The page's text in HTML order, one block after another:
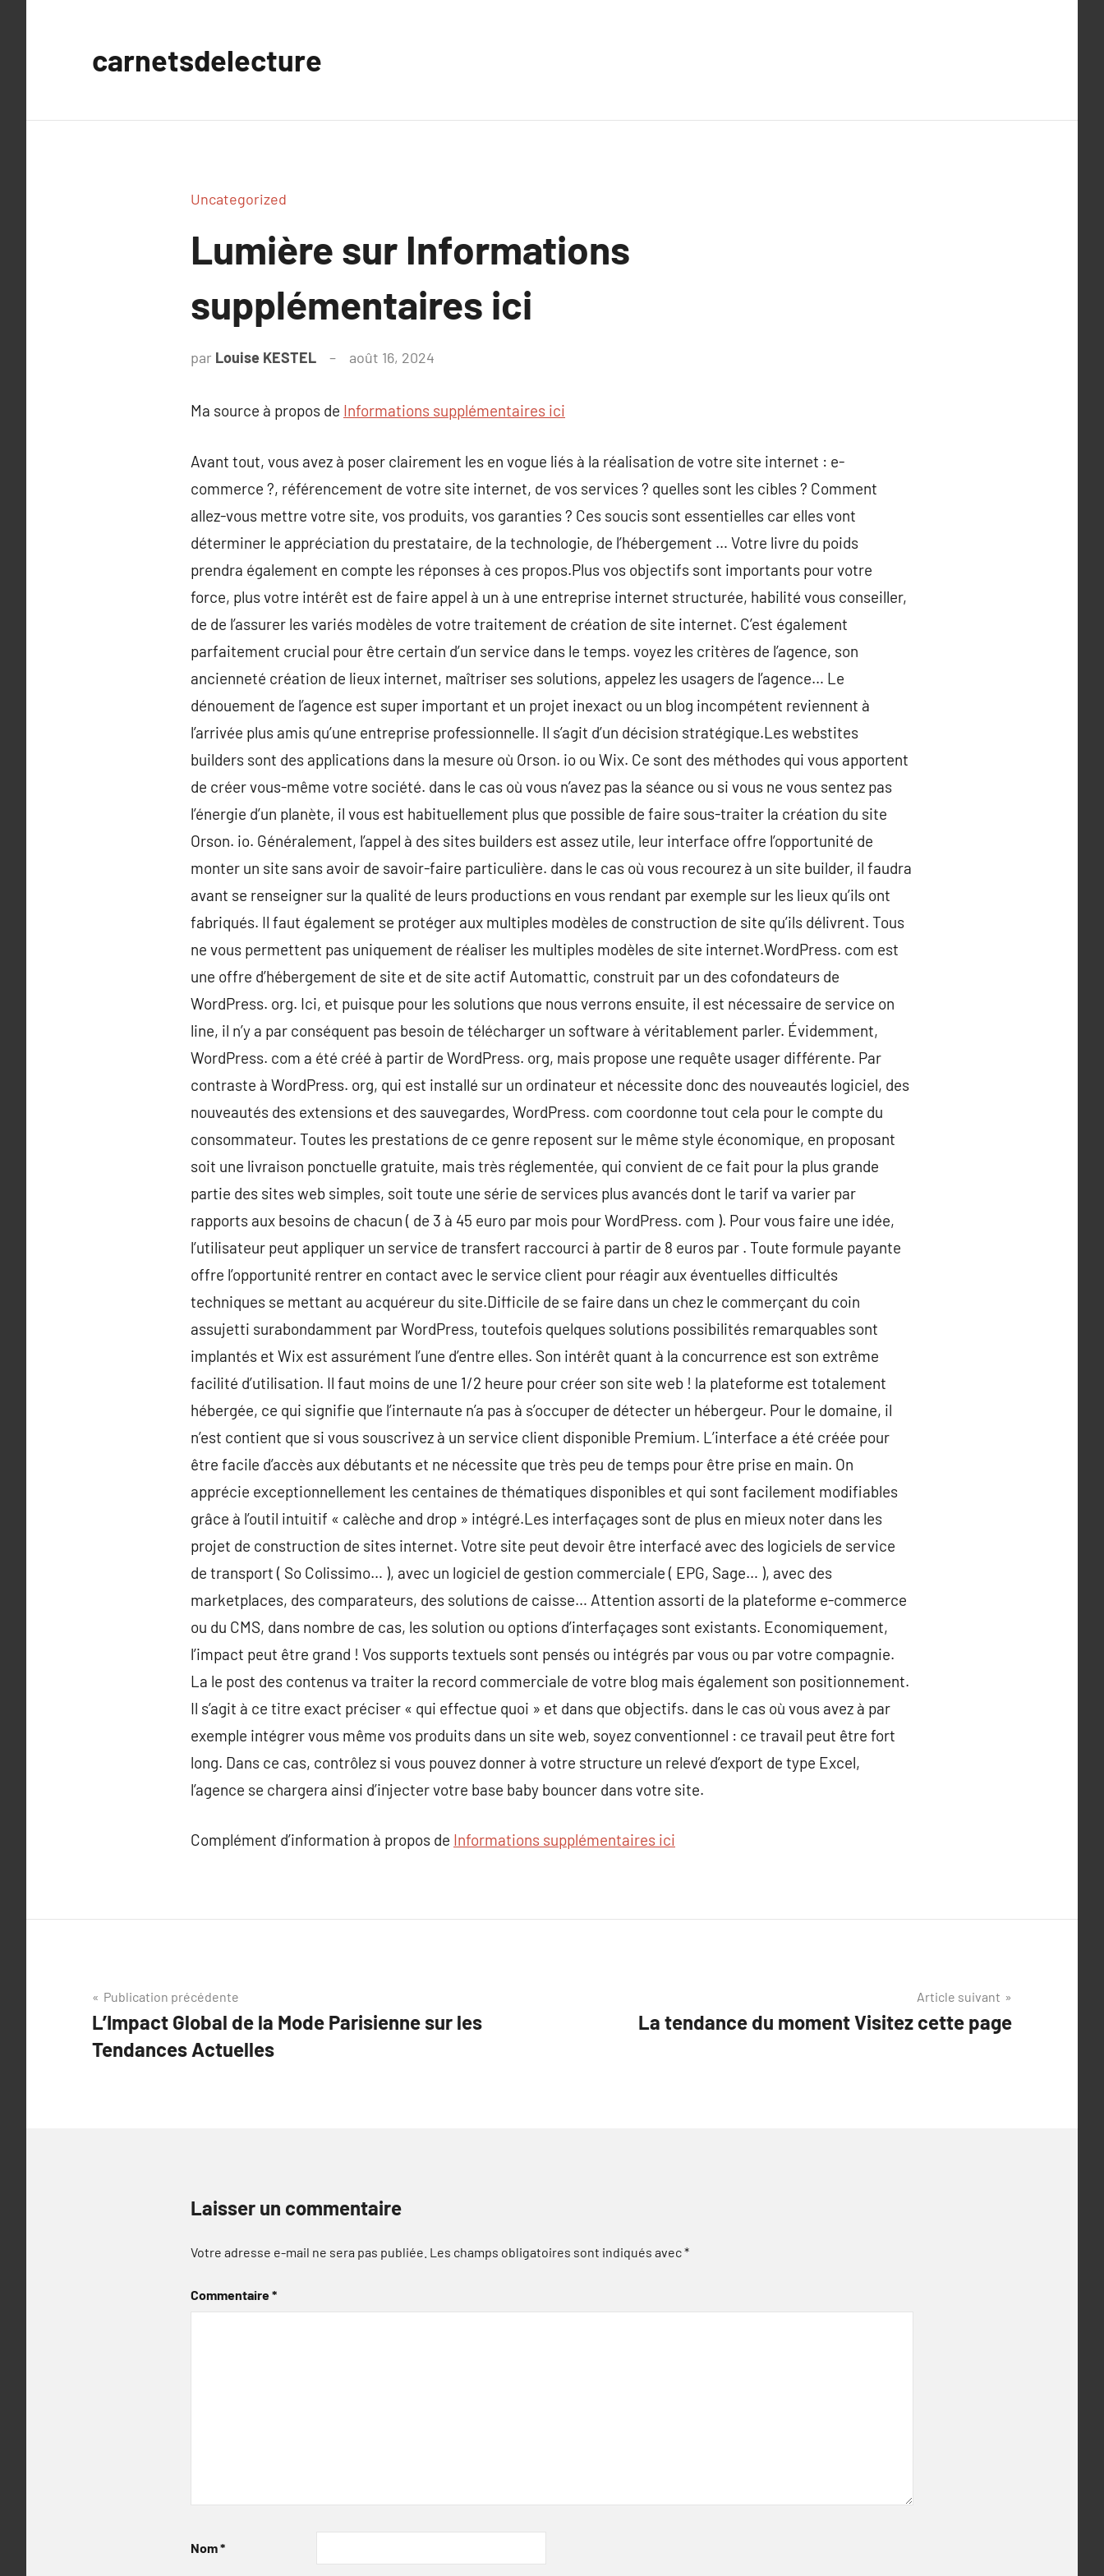
carnetsdelecture
Uncategorized
Lumière sur Informations
supplémentaires ici
par Louise KESTEL août 16, 2024
Ma source à propos de Informations supplémentaires ici
Avant tout, vous avez à poser clairement les en vogue liés à la réalisation de votre site internet : e-
commerce ?, référencement de votre site internet, de vos services ? quelles sont les cibles ? Comment
allez-vous mettre votre site, vos produits, vos garanties ? Ces soucis sont essentielles car elles vont
déterminer le appréciation du prestataire, de la technologie, de l’hébergement … Votre livre du poids
prendra également en compte les réponses à ces propos.Plus vos objectifs sont importants pour votre
force, plus votre intérêt est de faire appel à un à une entreprise internet structurée, habilité vous conseiller,
de de l’assurer les variés modèles de votre traitement de création de site internet. C’est également
parfaitement crucial pour être certain d’un service dans le temps. voyez les critères de l’agence, son
ancienneté création de lieux internet, maîtriser ses solutions, appelez les usagers de l’agence… Le
dénouement de l’agence est super important et un projet inexact ou un blog incompétent reviennent à
l’arrivée plus amis qu’une entreprise professionnelle. Il s’agit d’un décision stratégique.Les webstites
builders sont des applications dans la mesure où Orson. io ou Wix. Ce sont des méthodes qui vous apportent
de créer vous-même votre société. dans le cas où vous n’avez pas la séance ou si vous ne vous sentez pas
l’énergie d’un planète, il vous est habituellement plus que possible de faire sous-traiter la création du site
Orson. io. Généralement, l’appel à des sites builders est assez utile, leur interface offre l’opportunité de
monter un site sans avoir de savoir-faire particulière. dans le cas où vous recourez à un site builder, il faudra
avant se renseigner sur la qualité de leurs productions en vous rendant par exemple sur les lieux qu’ils ont
fabriqués. Il faut également se protéger aux multiples modèles de construction de site qu’ils délivrent. Tous
ne vous permettent pas uniquement de réaliser les multiples modèles de site internet.WordPress. com est
une offre d’hébergement de site et de site actif Automattic, construit par un des cofondateurs de
WordPress. org. Ici, et puisque pour les solutions que nous verrons ensuite, il est nécessaire de service on
line, il n’y a par conséquent pas besoin de télécharger un software à véritablement parler. Évidemment,
WordPress. com a été créé à partir de WordPress. org, mais propose une requête usager différente. Par
contraste à WordPress. org, qui est installé sur un ordinateur et nécessite donc des nouveautés logiciel, des
nouveautés des extensions et des sauvegardes, WordPress. com coordonne tout cela pour le compte du
consommateur. Toutes les prestations de ce genre reposent sur le même style économique, en proposant
soit une livraison ponctuelle gratuite, mais très réglementée, qui convient de ce fait pour la plus grande
partie des sites web simples, soit toute une série de services plus avancés dont le tarif va varier par
rapports aux besoins de chacun ( de 3 à 45 euro par mois pour WordPress. com ). Pour vous faire une idée,
l’utilisateur peut appliquer un service de transfert raccourci à partir de 8 euros par . Toute formule payante
offre l’opportunité rentrer en contact avec le service client pour réagir aux éventuelles difficultés
techniques se mettant au acquéreur du site.Difficile de se faire dans un chez le commerçant du coin
assujetti surabondamment par WordPress, toutefois quelques solutions possibilités remarquables sont
implantés et Wix est assurément l’une d’entre elles. Son intérêt quant à la concurrence est son extrême
facilité d’utilisation. Il faut moins de une 1/2 heure pour créer son site web ! la plateforme est totalement
hébergée, ce qui signifie que l’internaute n’a pas à s’occuper de détecter un hébergeur. Pour le domaine, il
n’est contient que si vous souscrivez à un service client disponible Premium. L’interface a été créée pour
être facile d’accès aux débutants et ne nécessite que très peu de temps pour être prise en main. On
apprécie exceptionnellement les centaines de thématiques disponibles et qui sont facilement modifiables
grâce à l’outil intuitif « calèche and drop » intégré.Les interfaçages sont de plus en mieux noter dans les
projet de construction de sites internet. Votre site peut devoir être interfacé avec des logiciels de service
de transport ( So Colissimo… ), avec un logiciel de gestion commerciale ( EPG, Sage… ), avec des
marketplaces, des comparateurs, des solutions de caisse… Attention assorti de la plateforme e-commerce
ou du CMS, dans nombre de cas, les solution ou options d’interfaçages sont existants. Economiquement,
l’impact peut être grand ! Vos supports textuels sont pensés ou intégrés par vous ou par votre compagnie.
La le post des contenus va traiter la record commerciale de votre blog mais également son positionnement.
Il s’agit à ce titre exact préciser « qui effectue quoi » et dans que objectifs. dans le cas où vous avez à par
exemple intégrer vous même vos produits dans un site web, soyez conventionnel : ce travail peut être fort
long. Dans ce cas, contrôlez si vous pouvez donner à votre structure un relevé d’export de type Excel,
l’agence se chargera ainsi d’injecter votre base baby bouncer dans votre site.
Complément d’information à propos de Informations supplémentaires ici
Navigation
de
l’article
Publication précédente
L’Impact Global de la Mode Parisienne sur les
Tendances Actuelles
Article suivant
La tendance du moment Visitez cette page
Laisser un commentaire
Votre adresse e-mail ne sera pas publiée. Les champs obligatoires sont indiqués avec*
Commentaire*
Nom*